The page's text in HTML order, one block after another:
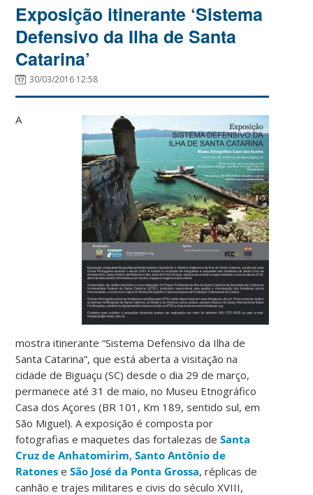
Exposição itinerante ‘Sistema
Defensivo da Ilha de Santa
Catarina’
30/03/2016 12:58
A
mostra itinerante “Sistema Defensivo da Ilha de
Santa Catarina”, que está aberta a visitação na
cidade de Biguaçu (SC) desde o dia 29 de março,
permanece até 31 de maio, no Museu Etnográfico
Casa dos Açores (BR 101, Km 189, sentido sul, em
São Miguel). A exposição é composta por
fotografias e maquetes das fortalezas deSanta
Cruz de Anhatomirim,Santo Antônio de
Ratones eSão José da Ponta Grossa, réplicas de
canhão e trajes militares e civis do século XVIII,